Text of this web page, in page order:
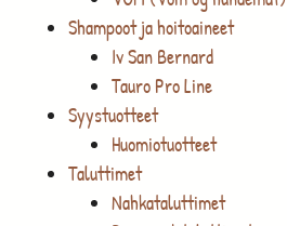
Shampoot ja hoitoaineet
Iv San Bernard
Tauro Pro Line
Syystuotteet
Huomiotuotteet
Taluttimet
Nahkataluttimet